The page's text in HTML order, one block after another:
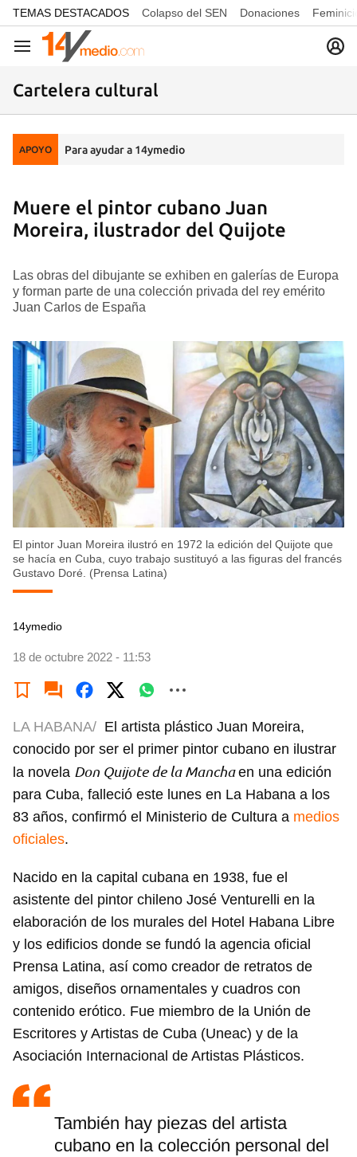
common.go-to-content
TEMAS DESTACADOS Colapso del SEN Donaciones
Navegación
Cartelera cultural
APOYO Para ayudar a 14ymedio
Muere el pintor cubano Juan
Moreira, ilustrador del Quijote
Las obras del dibujante se exhiben en galerías de Europa
y forman parte de una colección privada del rey emérito
Juan Carlos de España
El pintor Juan Moreira ilustró en 1972 la edición del Quijote que
se hacía en Cuba, cuyo trabajo sustituyó a las figuras del francés
Gustavo Doré. (Prensa Latina)
14ymedio
18 de octubre 2022 - 11:53
LA HABANA/ El artista plástico Juan Moreira,
conocido por ser el primer pintor cubano en ilustrar
la novela Don Quijote de la Manchaen una edición
para Cuba, falleció este lunes en La Habana a los
83 años, confirmó el Ministerio de Cultura a medios
oficiales.
Nacido en la capital cubana en 1938, fue el
asistente del pintor chileno José Venturelli en la
elaboración de los murales del Hotel Habana Libre
y los edificios donde se fundó la agencia oficial
Prensa Latina, así como creador de retratos de
amigos, diseños ornamentales y cuadros con
contenido erótico. Fue miembro de la Unión de
Escritores y Artistas de Cuba (Uneac) y de la
Asociación Internacional de Artistas Plásticos.
También hay piezas del artista
cubano en la colección personal del